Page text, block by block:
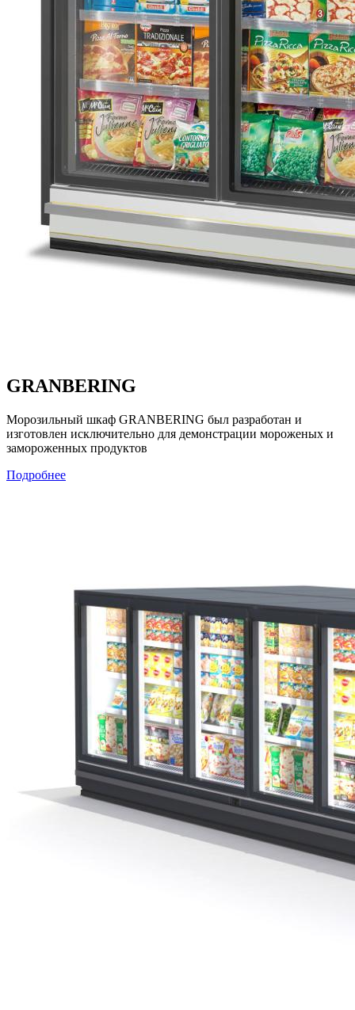
GRANBERING
Морозильный шкаф GRANBERING был разработан и
изготовлен исключительно для демонстрации мороженых и
замороженных продуктов
Подробнее